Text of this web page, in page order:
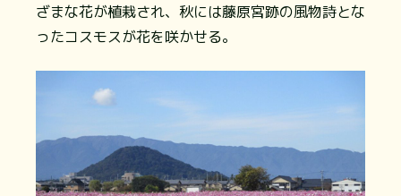
ざまな花が植栽され、秋には藤原宮跡の風物詩とな
ったコスモスが花を咲かせる。